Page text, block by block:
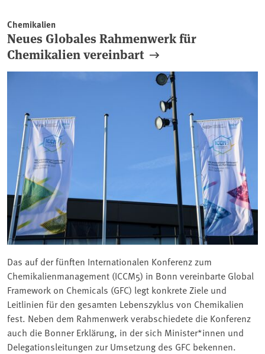
Chemikalien
Neues Globales Rahmenwerk für
Chemikalien vereinbart
Das auf der fünften Internationalen Konferenz zum
Chemikalienmanagement (ICCM5) in Bonn vereinbarte Global
Framework on Chemicals (GFC) legt konkrete Ziele und
Leitlinien für den gesamten Lebenszyklus von Chemikalien
fest. Neben dem Rahmenwerk verabschiedete die Konferenz
auch die Bonner Erklärung, in der sich Minister*innen und
Delegationsleitungen zur Umsetzung des GFC bekennen.